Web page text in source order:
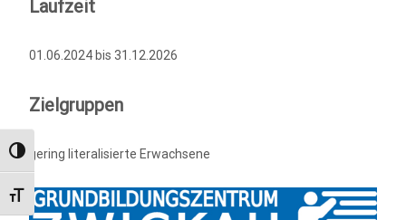
Umschalten auf hohe Kontraste
Schrift vergrößern
Laufzeit
01.06.2024 bis 31.12.2026
Zielgruppen
gering literalisierte Erwachsene